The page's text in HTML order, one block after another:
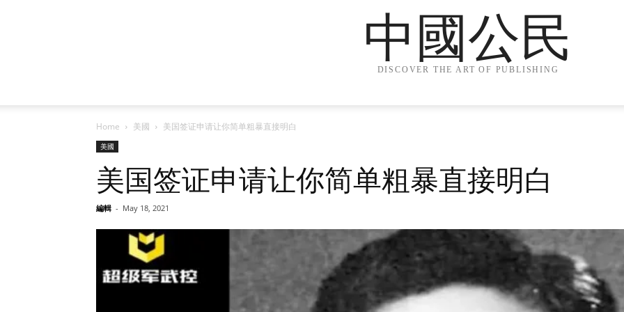
中國公民
DISCOVER THE ART OF PUBLISHING
Home 美國 美国签证申请让你简单粗暴直接明白
美國
美国签证申请让你简单粗暴直接明白
編輯 - May 18, 2021